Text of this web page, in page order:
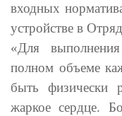
входных
устройстве в
«Для
полном объеме
быть физически
жаркое сердце.